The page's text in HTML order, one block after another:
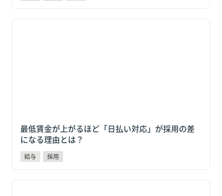
最低賃金が上がるほど「日払い対応」が採用の差にな
最低賃金が上がるほど「日払い対応」が採用の差
になる理由とは？
給与 採用
2025年度のスポットワーク仲介サービス市場は前年比